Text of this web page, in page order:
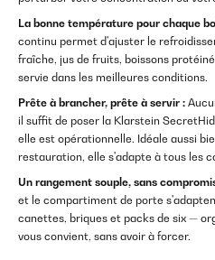
La bonne température pour chaque
continu permet d'ajuster le
fraîche, jus de fruits, boissons
servie dans les meilleures conditions.
Prête à brancher, prête à servir :
il suffit de poser la Klarstein
elle est opérationnelle. Idéale aussi
restauration, elle s'adapte à tous les
Un rangement souple, sans
et le compartiment de porte
canettes, briques et packs de six —
vous convient, sans avoir à forcer.